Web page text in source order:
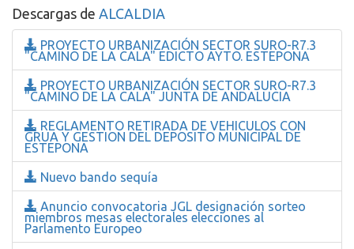
Descargas de ALCALDIA
PROYECTO URBANIZACIÓN SECTOR SURO-R7.3
"CAMINO DE LA CALA" EDICTO AYTO. ESTEPONA
PROYECTO URBANIZACIÓN SECTOR SURO-R7.3
"CAMINO DE LA CALA" JUNTA DE ANDALUCIA
REGLAMENTO RETIRADA DE VEHICULOS CON
GRUA Y GESTION DEL DEPOSITO MUNICIPAL DE
ESTEPONA
Nuevo bando sequía
Anuncio convocatoria JGL designación sorteo
miembros mesas electorales elecciones al
Parlamento Europeo